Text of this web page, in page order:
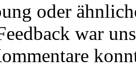
oder
war